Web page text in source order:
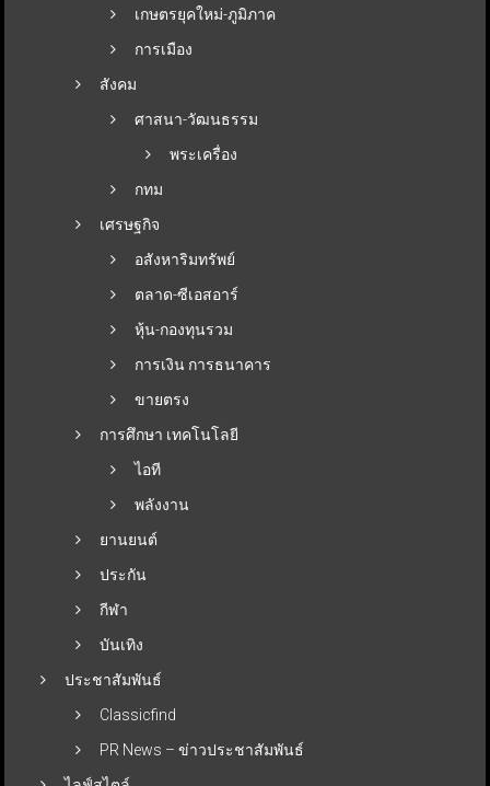
เกษตรยุคใหม่-ภูมิภาค
การเมือง
สังคม
ศาสนา-วัฒนธรรม
พระเครื่อง
กทม
เศรษฐกิจ
อสังหาริมทรัพย์
ตลาด-ซีเอสอาร์
หุ้น-กองทุนรวม
การเงิน การธนาคาร
ขายตรง
การศึกษา เทคโนโลยี
ไอที
พลังงาน
ยานยนต์
ประกัน
กีฬา
บันเทิง
ประชาสัมพันธ์
Classicfind
PR News – ข่าวประชาสัมพันธ์